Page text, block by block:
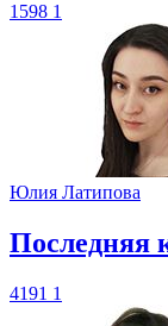
1598 1
Юлия Латипова
​Последняя
4191 1